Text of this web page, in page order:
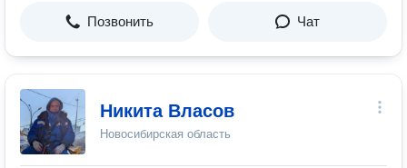
Позвонить Чат
Никита Власов
Новосибирская область